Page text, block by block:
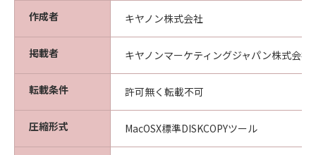
作成者 キヤノン株式会社
掲載者 キヤノンマーケティングジャパン株式会社
転載条件 許可無く転載不可
圧縮形式 MacOSX標準DISKCOPYツール